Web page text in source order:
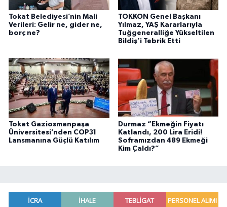
Tokat Belediyesi’nin Mali
Verileri: Gelir ne, gider ne,
borç ne?
TOKKON Genel Başkanı
Yılmaz, YAŞ Kararlarıyla
Tuğgeneralliğe Yükseltilen
Bildiş’i Tebrik Etti
Tokat Gaziosmanpaşa
Üniversitesi’nden COP31
Lansmanına Güçlü Katılım
Durmaz “Ekmeğin Fiyatı
Katlandı, 200 Lira Eridi!
Soframızdan 489 Ekmeği
Kim Çaldı?”